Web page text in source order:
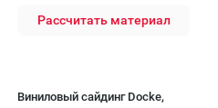
Рассчитать материал
Виниловый сайдинг Docke,